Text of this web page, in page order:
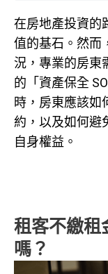
在房地產投資的
值的基石。然而
況，專業的房東
的「資產保全
時，房東應該如
約，以及如何避
自身權益。
租客不繳租
嗎？